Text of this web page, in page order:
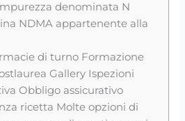
denominata N
NDMA appartenente alla
di turno Formazione
Gallery Ispezioni
Obbligo assicurativo
ricetta Molte opzioni di